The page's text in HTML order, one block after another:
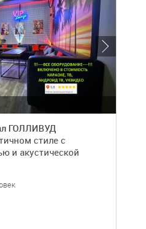
ГОЛЛИВУД
стиле с
и акустической